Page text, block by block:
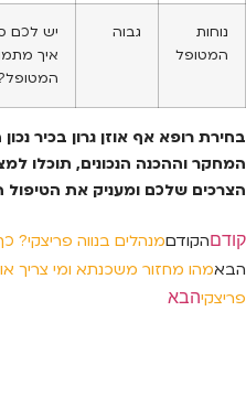
נוחות
המטופל
גבוה
יש לכם
איך
בחירת רופא אף אוזן גרון בכיר
המחקר וההכנה הנכונים, תוכלו
הצרכים שלכם ומעניק את הטיפול
קודםהקודםמנהלים בנווה פריצקי?
הבאמהו מחזור משכנתא ומי צריך
פריצקיהבא